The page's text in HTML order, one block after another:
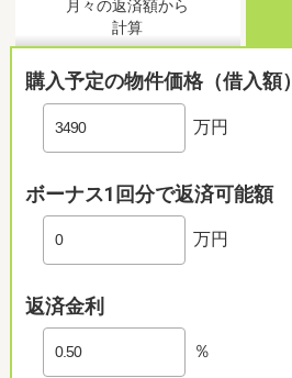
月々の返済額から
計算
購入予定の物件価格（借入額）
万円
ボーナス1回分で返済可能額
万円
返済金利
％